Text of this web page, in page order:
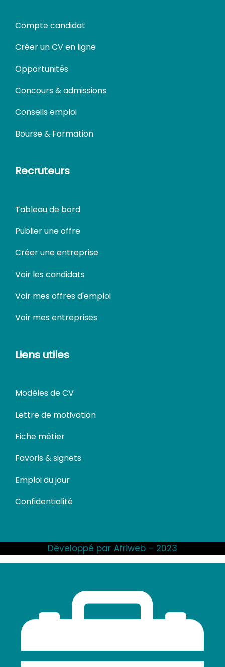
Compte candidat
Créer un CV en ligne
Opportunités
Concours & admissions
Conseils emploi
Bourse & Formation
Recruteurs
Tableau de bord
Publier une offre
Créer une entreprise
Voir les candidats
Voir mes offres d'emploi
Voir mes entreprises
Liens utiles
Modèles de CV
Lettre de motivation
Fiche métier
Favoris & signets
Emploi du jour
Confidentialité
Développé par Afriweb – 2023